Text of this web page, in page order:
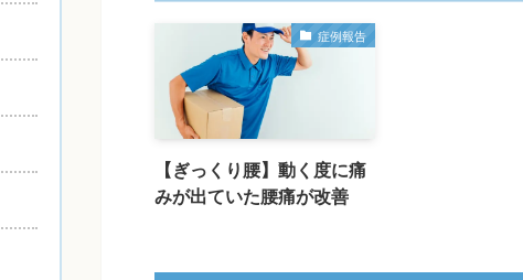
症例報告
【ぎっくり腰】動く度に痛
みが出ていた腰痛が改善